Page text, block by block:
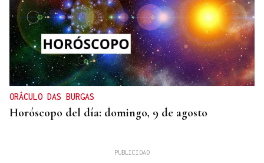
ORÁCULO DAS BURGAS
Horóscopo del día: domingo, 9 de agosto